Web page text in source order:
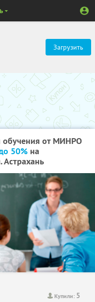
Загрузить
от МИНРО
50% на
Купили: 5